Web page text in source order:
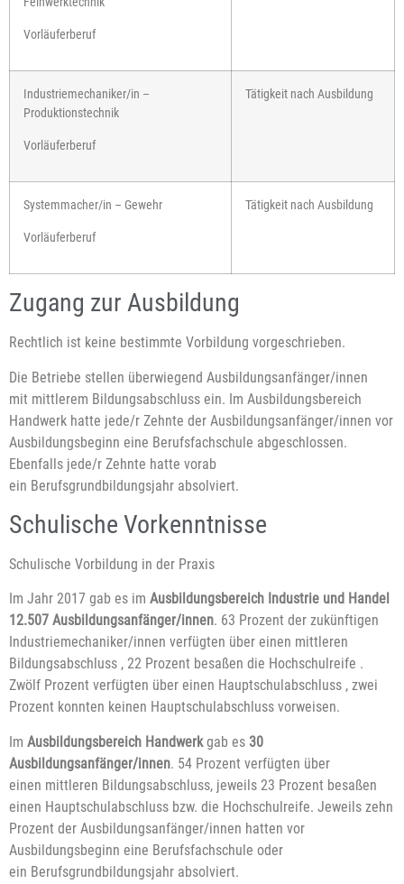
Vorläuferberuf
Industriemechaniker/in –
Produktionstechnik
Vorläuferberuf
Tätigkeit nach Ausbildung
Systemmacher/in – Gewehr
Vorläuferberuf
Tätigkeit nach Ausbildung
Zugang zur Ausbildung
Rechtlich ist keine bestimmte Vorbildung vorgeschrieben.
Die Betriebe stellen überwiegend Ausbildungsanfänger/innen
mit mittlerem Bildungsabschluss ein. Im Ausbildungsbereich
Handwerk hatte jede/r Zehnte der Ausbildungsanfänger/innen vor
Ausbildungsbeginn eine Berufsfachschule abgeschlossen.
Ebenfalls jede/r Zehnte hatte vorab
ein Berufsgrundbildungsjahr absolviert.
Schulische Vorkenntnisse
Schulische Vorbildung in der Praxis
Im Jahr 2017 gab es im Ausbildungsbereich Industrie und Handel
12.507 Ausbildungsanfänger/innen. 63 Prozent der zukünftigen
Industriemechaniker/innen verfügten über einen mittleren
Bildungsabschluss , 22 Prozent besaßen die Hochschulreife .
Zwölf Prozent verfügten über einen Hauptschulabschluss , zwei
Prozent konnten keinen Hauptschulabschluss vorweisen.
Im Ausbildungsbereich Handwerkgab es 30
Ausbildungsanfänger/innen. 54 Prozent verfügten über
einen mittleren Bildungsabschluss, jeweils 23 Prozent besaßen
einen Hauptschulabschluss bzw. die Hochschulreife. Jeweils zehn
Prozent der Ausbildungsanfänger/innen hatten vor
Ausbildungsbeginn eine Berufsfachschule oder
ein Berufsgrundbildungsjahr absolviert.